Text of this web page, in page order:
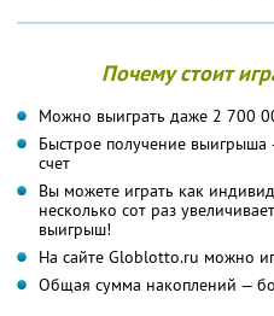
Почему стоит
Можно выиграть даже 2 700
Быстрое получение выигрыша
счет
Вы можете играть как
несколько сот раз
выигрыш!
На сайте Globlotto.ru можно
Общая сумма накоплений —